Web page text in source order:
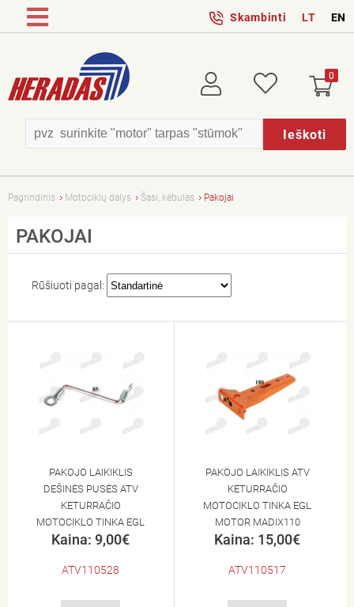
Skambinti LT EN
Ieškoti
Prisijungti Patikusios 0
Pagrindinis Motociklų dalys Šasi, kėbulas Pakojai
PAKOJAI
Rūšiuoti pagal:
PAKOJO LAIKIKLIS
DEŠINĖS PUSĖS ATV
KETURRAČIO
MOTOCIKLO TINKA EGL
MOTOR MADIX110
Kaina: 9,00€
ATV110528
PAKOJO LAIKIKLIS ATV
KETURRAČIO
MOTOCIKLO TINKA EGL
MOTOR MADIX110
Kaina: 15,00€
ATV110517